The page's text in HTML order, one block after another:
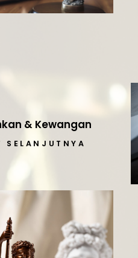
& Kewangan
SELANJUTNYA